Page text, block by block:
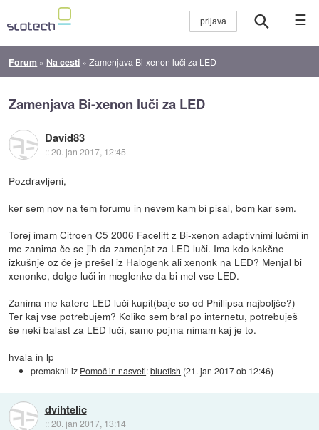
☰
Forum » Na cesti »Zamenjava Bi-xenon luči za LED
Zamenjava Bi-xenon luči za LED
David83
::20. jan 2017, 12:45
Pozdravljeni,
ker sem nov na tem forumu in nevem kam bi pisal, bom kar sem.
Torej imam Citroen C5 2006 Facelift z Bi-xenon adaptivnimi lučmi in
me zanima če se jih da zamenjat za LED luči. Ima kdo kakšne
izkušnje oz če je prešel iz Halogenk ali xenonk na LED? Menjal bi
xenonke, dolge luči in meglenke da bi mel vse LED.
Zanima me katere LED luči kupit(baje so od Phillipsa najboljše?)
Ter kaj vse potrebujem? Koliko sem bral po internetu, potrebuješ
še neki balast za LED luči, samo pojma nimam kaj je to.
hvala in lp
premaknil iz Pomoč in nasveti:bluefish (21. jan 2017 ob 12:46)
dvihtelic
::20. jan 2017, 13:14